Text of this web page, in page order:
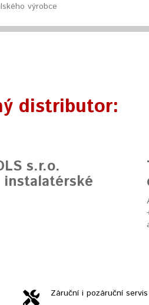
výrobce
distributor:
s.r.o.
Záruční i pozáruční servis